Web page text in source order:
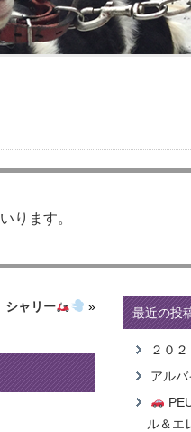
ります。
シャリー » 最近の投
２０
アルバ
ル＆エ